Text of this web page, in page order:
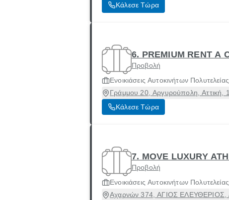
Κάλεσε Τώρα
6. PREMIUM RENT A
Προβολή
Ενοικιάσεις Αυτοκινήτων Πολυτελείας
Γράμμου 20, Αργυρούπολη, Αττική,
Κάλεσε Τώρα
7. MOVE LUXURY
Προβολή
Ενοικιάσεις Αυτοκινήτων Πολυτελείας
Αχαρνών 374, ΑΓΙΟΣ ΕΛΕΥΘΕΡΙΟΣ,